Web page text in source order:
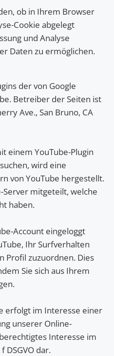
ob in Ihrem Browser
Cookie abgelegt
und Analyse
Daten zu ermöglichen.
der von Google
Betreiber der Seiten ist
Ave., San Bruno, CA
einem YouTube-Plugin
wird eine
von YouTube hergestellt.
Server mitgeteilt, welche
haben.
Account eingeloggt
Ihr Surfverhalten
Profil zuzuordnen. Dies
Sie sich aus Ihrem
erfolgt im Interesse einer
unserer Online-
Interesse im
DSGVO dar.